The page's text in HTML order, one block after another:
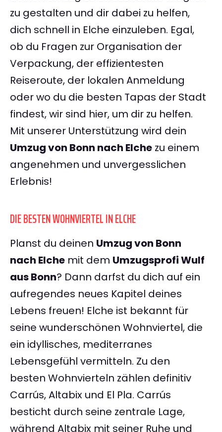
zu gestalten und dir dabei zu helfen,
dich schnell in Elche einzuleben. Egal,
ob du Fragen zur Organisation der
Verpackung, der effizientesten
Reiseroute, der lokalen Anmeldung
oder wo du die besten Tapas der Stadt
findest, wir sind hier, um dir zu helfen.
Mit unserer Unterstützung wird dein
Umzug von Bonn nach Elche zu einem
angenehmen und unvergesslichen
Erlebnis!
DIE BESTEN WOHNVIERTEL IN ELCHE
Planst du deinen Umzug von Bonn
nach Elche mit dem Umzugsprofi Wulf
aus Bonn? Dann darfst du dich auf ein
aufregendes neues Kapitel deines
Lebens freuen! Elche ist bekannt für
seine wunderschönen Wohnviertel, die
ein idyllisches, mediterranes
Lebensgefühl vermitteln. Zu den
besten Wohnvierteln zählen definitiv
Carrús, Altabix und El Pla. Carrús
besticht durch seine zentrale Lage,
während Altabix mit seiner Ruhe und